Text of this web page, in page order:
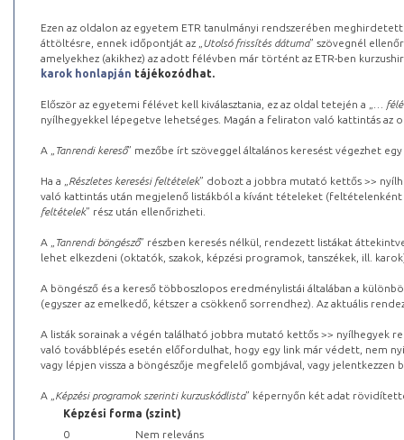
Ezen az oldalon az egyetem ETR tanulmányi rendszerében
áttöltésre, ennek időpontját az „ Utolsó frissítés dátuma” szövegnél
amelyekhez (akikhez) az adott félévben már történt az ETR-ben
karok honlapján tájékozódhat.
Először az egyetemi félévet kell kiválasztania, ez az oldal tetején a „
…
nyílhegyekkel lépegetve lehetséges. Magán a feliraton való kattintás az
A „ Tanrendi kereső” mezőbe írt szöveggel általános keresést végezhet
Ha a „ Részletes keresési feltételek” dobozt a jobbra mutató kettős >>
való kattintás után megjelenő listákból a kívánt tételeket (feltételenként
feltételek” rész után ellenőrizheti.
A „ Tanrendi böngésző” részben keresés nélkül, rendezett listákat
lehet elkezdeni (oktatók, szakok, képzési programok, tanszékek, ill.
A böngésző és a kereső többoszlopos eredménylistái általában a
(egyszer az emelkedő, kétszer a csökkenő sorrendhez). Az aktuális
A listák sorainak a végén található jobbra mutató kettős >> nyílhegyek
való továbblépés esetén előfordulhat, hogy egy link már védett, nem
vagy lépjen vissza a böngészője megfelelő gombjával, vagy
A „ Képzési programok szerinti kurzuskódlista” képernyőn két adat
Képzési forma (szint)
0
Nem releváns